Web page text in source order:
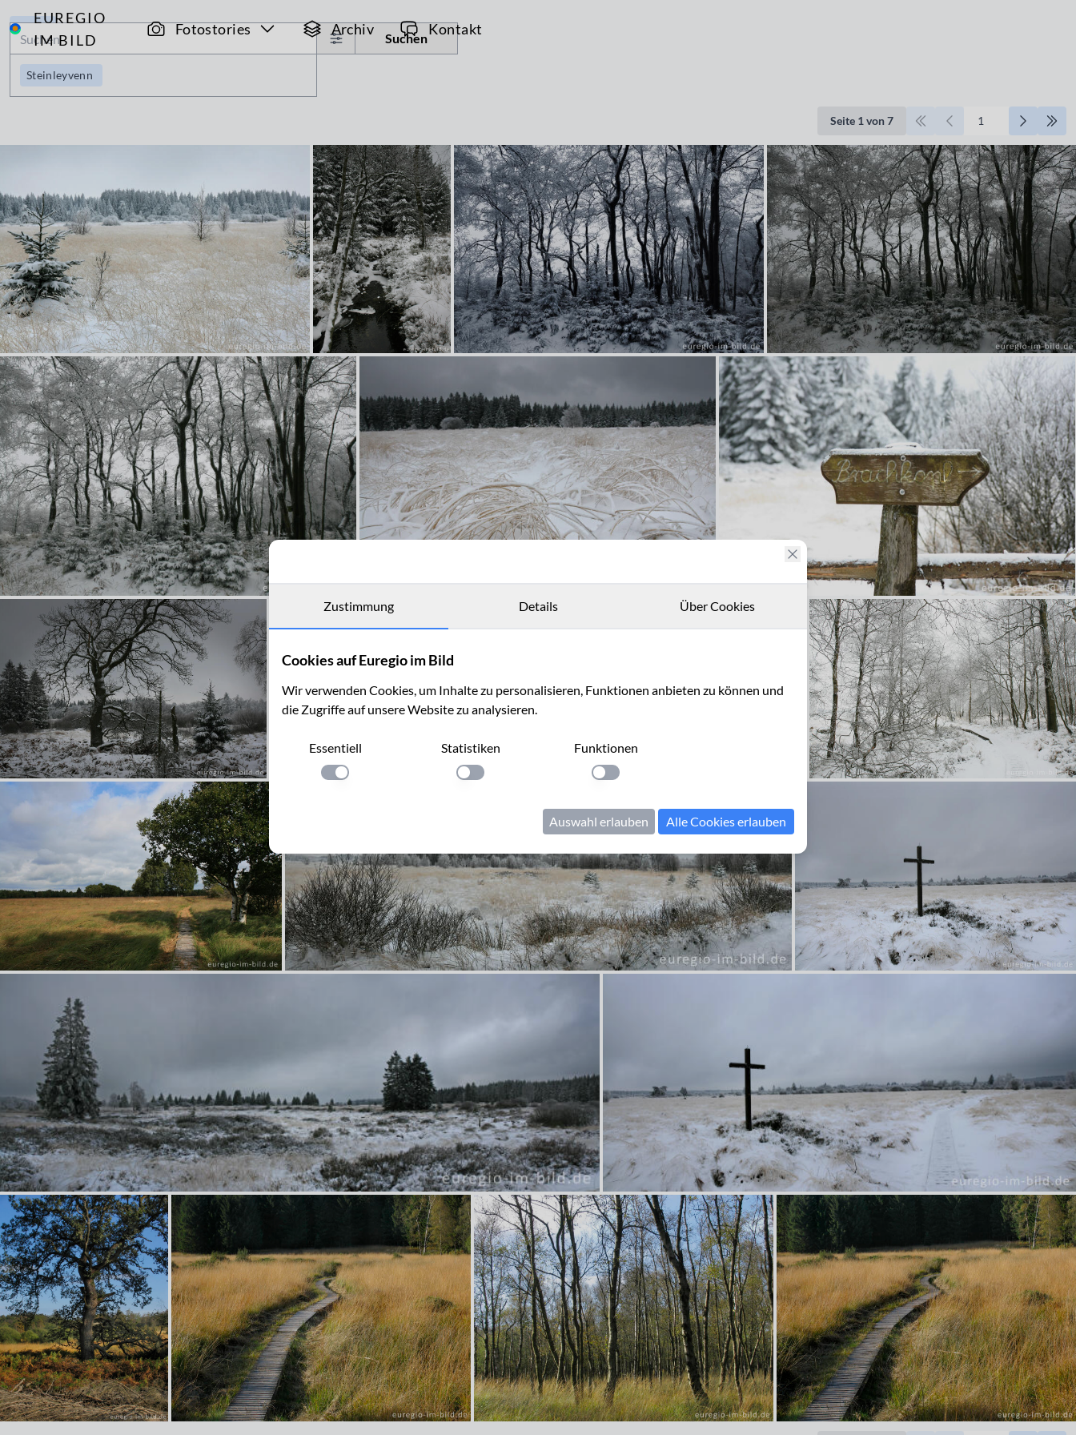
EUREGIO
IM BILD
Fotostories Archiv Kontakt
Archiv
Suchen
Steinleyvenn
Seite 1 von 7
Zustimmung Details Über Cookies
Cookies auf Euregio im Bild
Wir verwenden Cookies, um Inhalte zu personalisieren, Funktionen anbieten zu können und
die Zugriffe auf unsere Website zu analysieren.
Essentiell
Einstellung anwenden
Statistiken
Einstellung anwenden
Funktionen
Einstellung anwenden
Auswahl erlauben Alle Cookies erlauben